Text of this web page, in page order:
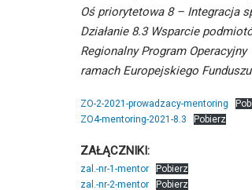
Oś priorytetowa 8 – Integracja
Działanie 8.3 Wsparcie
Regionalny Program
ramach Europejskiego
ZO-2-2021-prowadzacy-mentoring
ZO4-mentoring-2021-8.3
Pobierz
ZAŁĄCZNIKI:
zal.-nr-1-mentor
Pobierz
zal.-nr-2-mentor
Pobierz